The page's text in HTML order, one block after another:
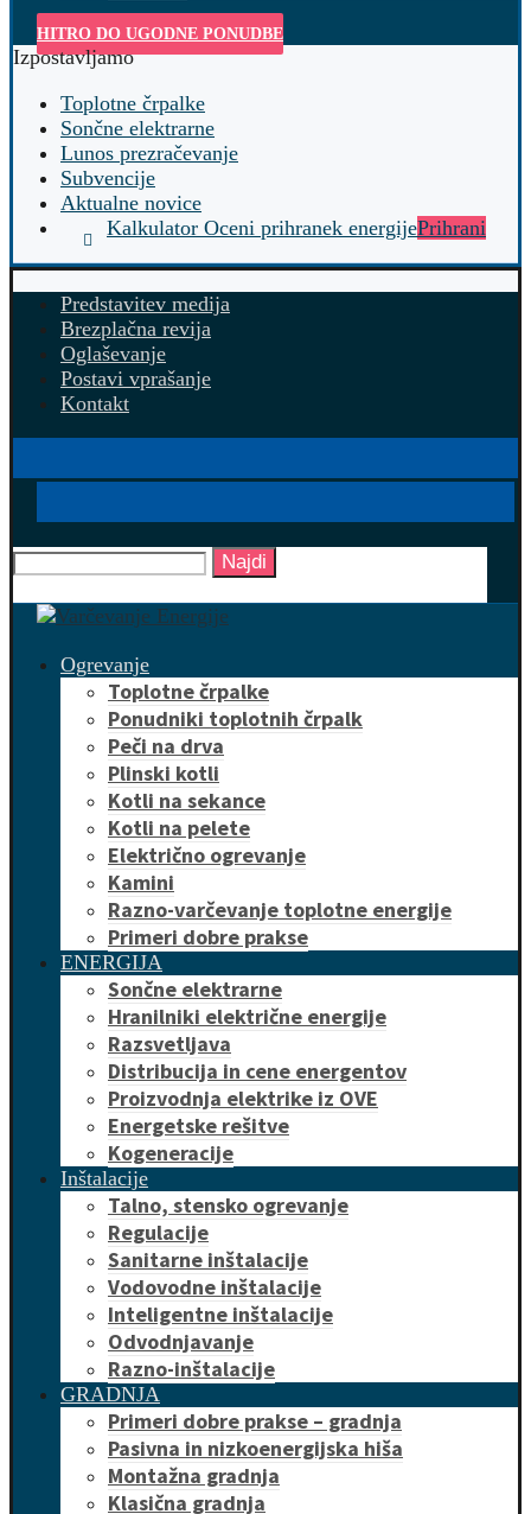
HITRO DO UGODNE PONUDBE
Izpostavljamo
Toplotne črpalke
Sončne elektrarne
Lunos prezračevanje
Subvencije
Aktualne novice
Kalkulator Oceni prihranek energijePrihrani
Predstavitev medija
Brezplačna revija
Oglaševanje
Postavi vprašanje
Kontakt
Najdi
Ogrevanje
Toplotne črpalke
Ponudniki toplotnih črpalk
Peči na drva
Plinski kotli
Kotli na sekance
Kotli na pelete
Električno ogrevanje
Kamini
Razno-varčevanje toplotne energije
Primeri dobre prakse
ENERGIJA
Sončne elektrarne
Hranilniki električne energije
Razsvetljava
Distribucija in cene energentov
Proizvodnja elektrike iz OVE
Energetske rešitve
Kogeneracije
Inštalacije
Talno, stensko ogrevanje
Regulacije
Sanitarne inštalacije
Vodovodne inštalacije
Inteligentne inštalacije
Odvodnjavanje
Razno-inštalacije
GRADNJA
Primeri dobre prakse – gradnja
Pasivna in nizkoenergijska hiša
Montažna gradnja
Klasična gradnja